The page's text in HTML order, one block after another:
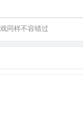
同样不容错过